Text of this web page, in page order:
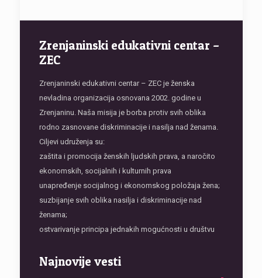
Zrenjaninski edukativni centar –
ZEC
Zrenjaninski edukativni centar – ZEC je ženska
nevladina organizacija osnovana 2002. godine u
Zrenjaninu. Naša misija je borba protiv svih oblika
rodno zasnovane diskriminacije i nasilja nad ženama.
Ciljevi udruženja su:
zaštita i promocija ženskih ljudskih prava, a naročito
ekonomskih, socijalnih i kulturnih prava
unapređenje socijalnog i ekonomskog položaja žena;
suzbijanje svih oblika nasilja i diskriminacije nad
ženama;
ostvarivanje principa jednakih mogućnosti u društvu
Najnovije vesti